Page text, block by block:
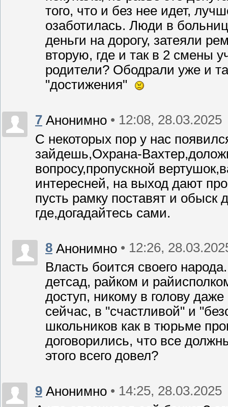
того, что и без нее идет,
озаботилась. Люди в
деньги на дорогу, затеяли
вторую, где и так в 2 смены
родители? Ободрали уже и
"достижения"
7 Анонимно • 12:08, 28.03.2025
С некоторых пор у нас
зайдешь,Охрана-
вопросу,пропускной
интересней, на выход дают
пусть рамку поставят и
где,догадайтесь сами.
8 Анонимно • 12:26,
Власть боится своего
детсад, райком и
доступ, никому в голову
сейчас, в "счастливой" и
школьников как в тюрьме
договорились, что все
этого всего довел?
9 Анонимно • 14:25, 28.03.2025